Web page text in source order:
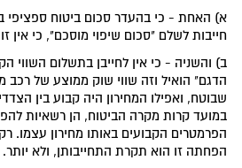
א) האחת - כי בהעדר סכום ביטוח ספציפי
חייבות לשלם "סכום שיפוי מוסכם", כי אין
ב) והשניה - כי אין לחייבן בתשלום השווי
הדגם" הואיל וזה שווי שוק ממוצע של רכב
שבוטח, ואפילו המחירון היה קבוע בין
במועד קרות מקרה הביטוח, הן רשאיות
הפרמטרים הקבועים באותו מחירון עצמו.
הפחתה זו הוא תקרת התחייבותן, ולא יותר.